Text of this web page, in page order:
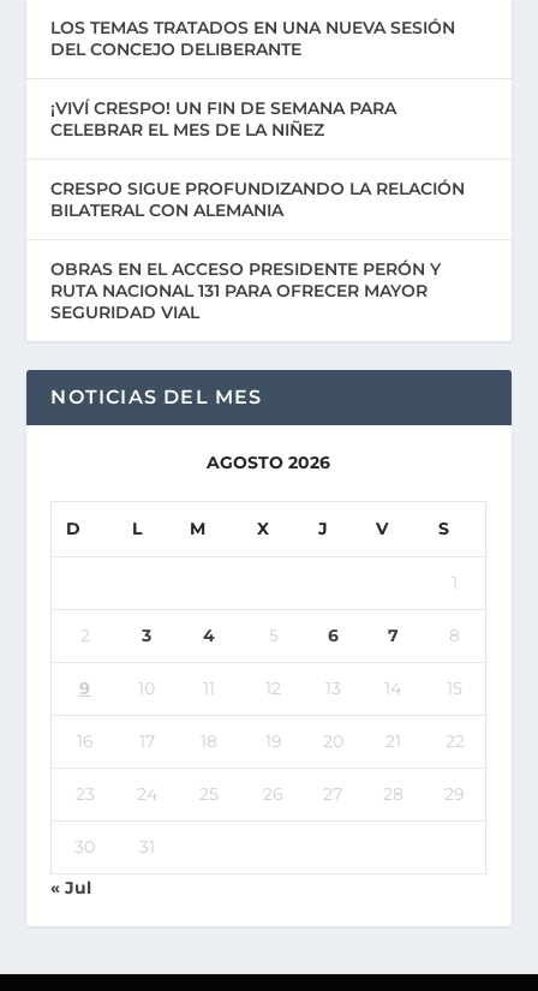
LOS TEMAS TRATADOS EN UNA NUEVA SESIÓN
DEL CONCEJO DELIBERANTE
¡VIVÍ CRESPO! UN FIN DE SEMANA PARA
CELEBRAR EL MES DE LA NIÑEZ
CRESPO SIGUE PROFUNDIZANDO LA RELACIÓN
BILATERAL CON ALEMANIA
OBRAS EN EL ACCESO PRESIDENTE PERÓN Y
RUTA NACIONAL 131 PARA OFRECER MAYOR
SEGURIDAD VIAL
NOTICIAS DEL MES
AGOSTO 2026
D L M X J V S
1
2 3 4 5 6 7 8
9 10 11 12 13 14 15
16 17 18 19 20 21 22
23 24 25 26 27 28 29
30
31
« Jul